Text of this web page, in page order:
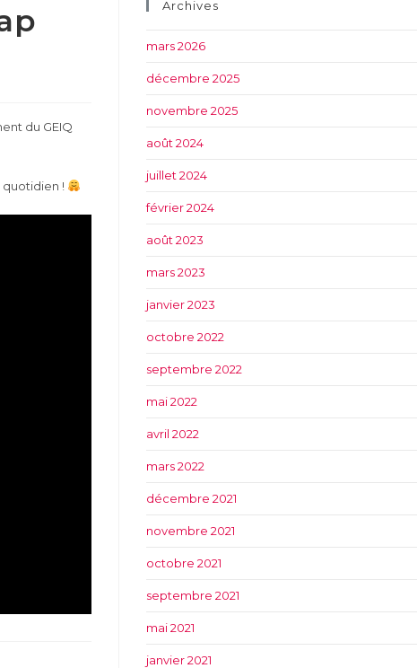
du GEIQ
quotidien !
Archives
mars 2026
décembre 2025
novembre 2025
août 2024
juillet 2024
février 2024
août 2023
mars 2023
janvier 2023
octobre 2022
septembre 2022
mai 2022
avril 2022
mars 2022
décembre 2021
novembre 2021
octobre 2021
septembre 2021
mai 2021
janvier 2021